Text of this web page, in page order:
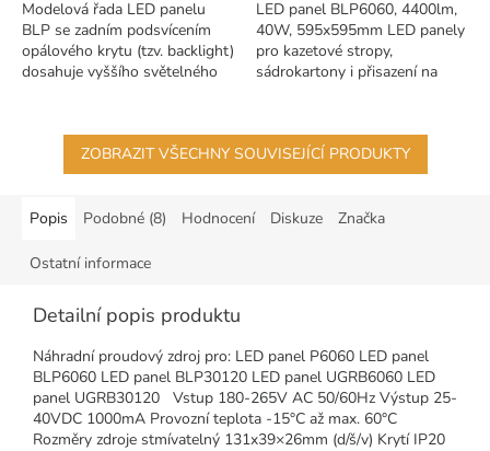
hvězdiček.
Modelová řada LED panelu
BLP se zadním podsvícením
opálového krytu (tzv. backlight)
dosahuje vyššího světelného
hvězdiček.
LED panel BLP6060, 4400lm,
40W, 595x595mm LED panely
pro kazetové stropy,
sádrokartony i přisazení na
ZOBRAZIT VŠECHNY SOUVISEJÍCÍ PRODUKTY
Popis Podobné (8) Hodnocení Diskuze Značka
Ostatní informace
Detailní popis produktu
Náhradní proudový zdroj pro: LED panel P6060 LED panel
BLP6060 LED panel BLP30120 LED panel UGRB6060 LED
panel UGRB30120 Vstup 180-265V AC 50/60Hz Výstup 25-
40VDC 1000mA Provozní teplota -15°C až max. 60°C
Rozměry zdroje stmívatelný 131x39×26mm (d/š/v) Krytí IP20